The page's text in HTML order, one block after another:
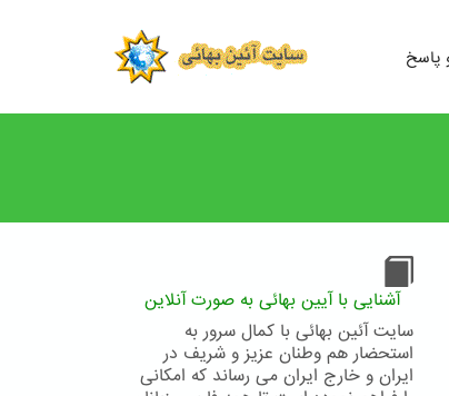
آشنایی با آیین بهائی به صورت آنلاین
سایت آئین بهائی با کمال سرور به
استحضار هم وطنان عزیز و شریف در
ایران و خارج ایران می رساند که امکانی